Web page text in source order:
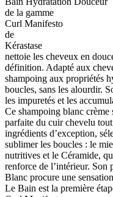
de la gamme
Curl Manifesto
de
Kérastase
nettoie les cheveux en
définition. Adapté aux
shampoing aux propriétés
boucles, sans les alourdir.
les impuretés et les
Ce shampoing blanc crème
parfaite du cuir chevelu
ingrédients d’exception,
sublimer les boucles : le
nutritives et le Céramide,
renforce de l’intérieur.
Blanc procure une
Le Bain est la première